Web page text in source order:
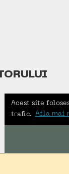
Acest site
trafic.
Afla mai